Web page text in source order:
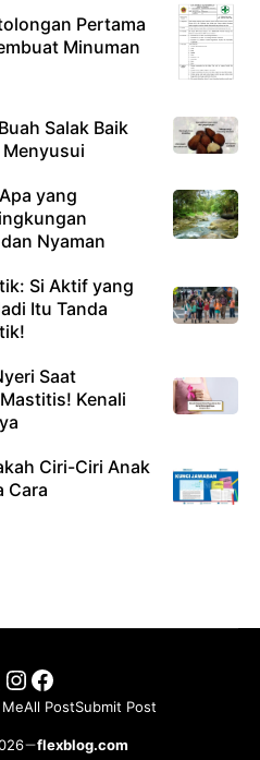
Pertama
Minuman
Salak Baik
yang
Nyaman
Si Aktif yang
Itu Tanda
Saat
Kenali
Ciri-Ciri Anak
Cara
flexblog.com
All PostSubmit Post
Instagram
Facebook